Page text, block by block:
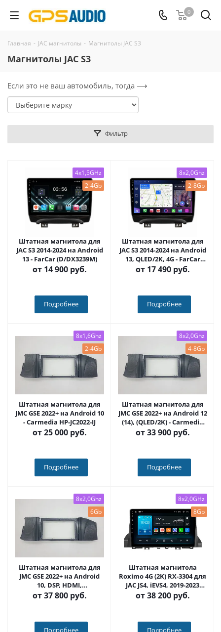
0
Главная - JAC магнитолы - Магнитолы JAC S3
Магнитолы JAC S3
Если это не ваш автомобиль, тогда ⟶
Фильтр
4x1,5GHz
2-4Gb
Штатная магнитола для
JAC S3 2014-2024 на Android
13 - FarCar (D/DX3239M)
от 14 900 руб.
Подробнее
8x2,0Ghz
2-8Gb
Штатная магнитола для
JAC S3 2014-2024 на Android
13, QLED/2K, 4G - FarCar
S500 Plus (3239M)
от 17 490 руб.
Подробнее
8x1,6Ghz
2-4Gb
Штатная магнитола для
JMC GSE 2022+ на Android 10
- Carmedia HP-JC2022-IJ
от25 000 руб.
Подробнее
8x2,0Ghz
4-8Gb
Штатная магнитола для
JMC GSE 2022+ на Android 12
(14), (QLED/2K) - Carmedia
HP-JC2022-NPQU
от33 900 руб.
Подробнее
8x2,0Ghz
6Gb
Штатная магнитола для
JMC GSE 2022+ на Android
10, DSP, HDMI,
Интерьерная подсветка -
Carmedia HP-JC2022-D
от37 800 руб.
Подробнее
8x2,0GHz
8Gb
Штатная магнитола
Roximo 4G (2K) RX-3304 для
JAC JS4, iEVS4, 2019-2023
(Android 13)
от38 200 руб.
Подробнее